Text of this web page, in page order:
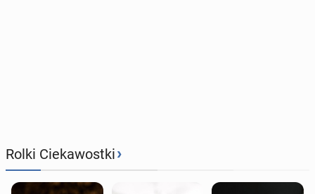
Rolki Ciekawostki›